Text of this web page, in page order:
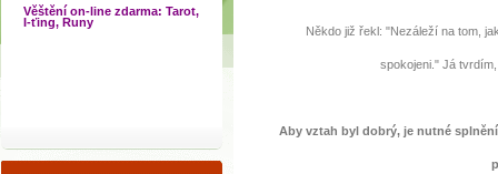
Věštění on-line zdarma: Tarot,
I-ťing, Runy
Někdo již řekl: "Nezáleží na tom,
spokojeni." Já
Aby vztah byl dobrý, je nutné